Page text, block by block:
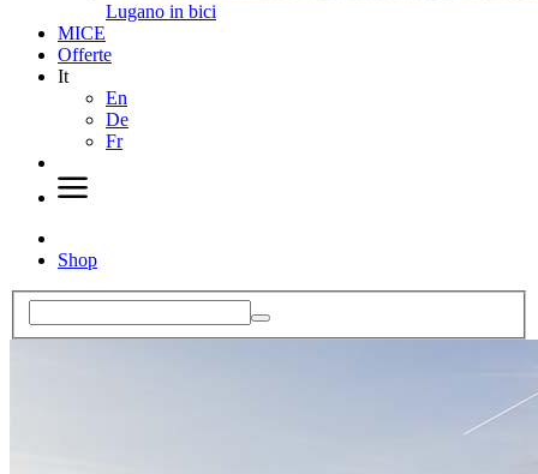
Lugano in bici
MICE
Offerte
It
En
De
Fr
Shop